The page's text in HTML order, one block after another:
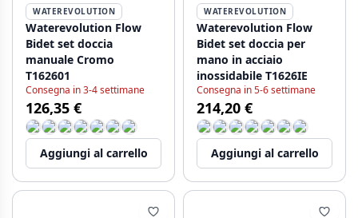
WATEREVOLUTION
Waterevolution Flow
Bidet set doccia
manuale Cromo
T162601
Consegna in 3-4 settimane
126,35 €
Aggiungi al carrello
WATEREVOLUTION
Waterevolution Flow
Bidet set doccia per
mano in acciaio
inossidabile T1626IE
Consegna in 5-6 settimane
214,20 €
Aggiungi al carrello